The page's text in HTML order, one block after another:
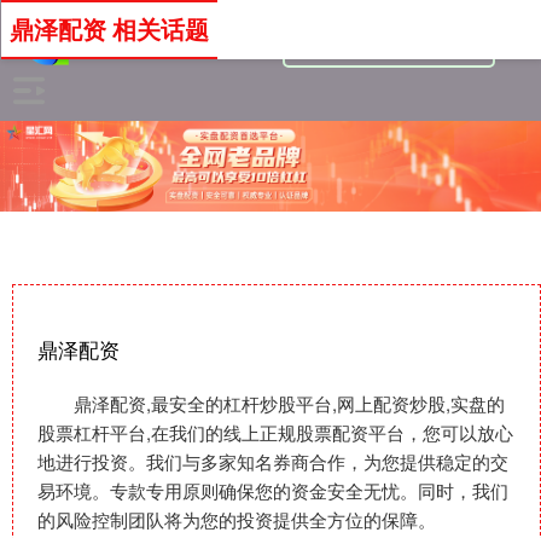
鼎泽配资
鼎泽配资,最安全的杠杆炒股平台,网上配资炒股,实盘的
股票杠杆平台,在我们的线上正规股票配资平台，您可以放心
地进行投资。我们与多家知名券商合作，为您提供稳定的交
易环境。专款专用原则确保您的资金安全无忧。同时，我们
的风险控制团队将为您的投资提供全方位的保障。
鼎泽配资 相关话题